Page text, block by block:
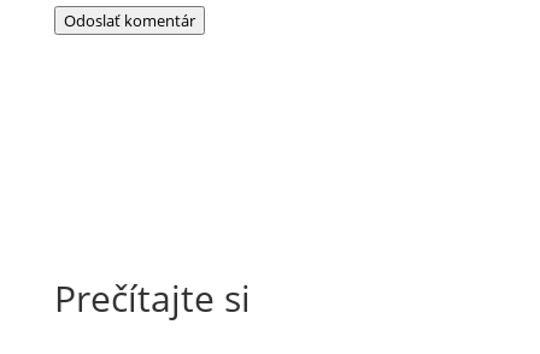
Odoslať komentár
Prečítajte si